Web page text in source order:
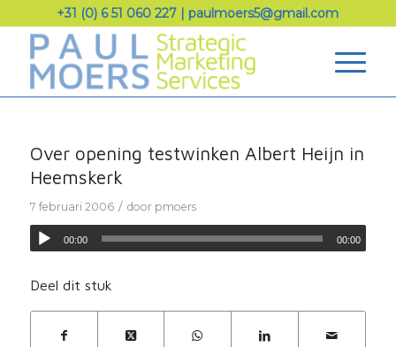
+31 (0) 6 51 060 227 |paulmoers5@gmail.com
Over opening testwinken Albert Heijn in
Heemskerk
7 februari 2006 / door pmoers
00:00 00:00
Deel dit stuk